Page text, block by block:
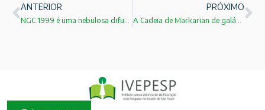
ANTERIOR PRÓXIMO